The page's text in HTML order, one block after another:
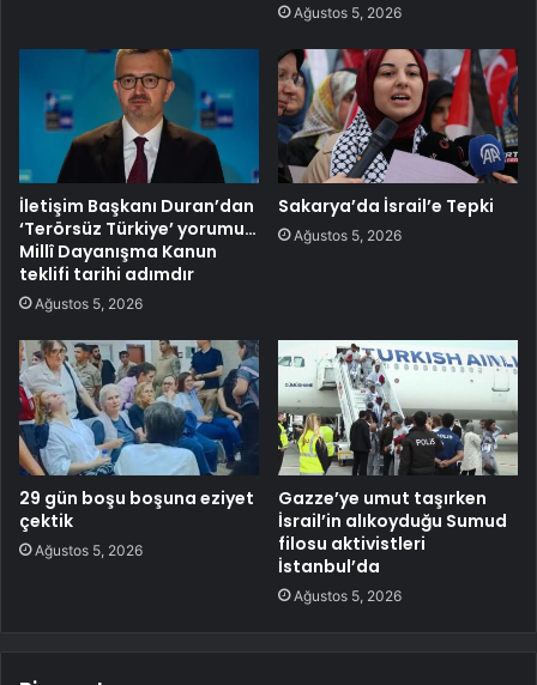
Ağustos 5, 2026
İletişim Başkanı Duran’dan
‘Terörsüz Türkiye’ yorumu…
Millî Dayanışma Kanun
teklifi tarihi adımdır
Ağustos 5, 2026
Sakarya’da İsrail’e Tepki
Ağustos 5, 2026
29 gün boşu boşuna eziyet
çektik
Ağustos 5, 2026
Gazze’ye umut taşırken
İsrail’in alıkoyduğu Sumud
filosu aktivistleri
İstanbul’da
Ağustos 5, 2026